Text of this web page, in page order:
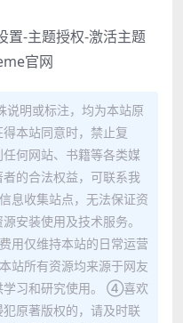
置-主题授权-激活主题
官网
说明或标注，均为本站原
本站同意时，禁止复
何网站、书籍等各类媒
的合法权益，可联系我
息收集站点，无法保证资
安装使用及技术服务。
用仅维持本站的日常运营
站所有资源均来源于网友
学习和研究使用。 ④喜欢
原著版权的，请及时联